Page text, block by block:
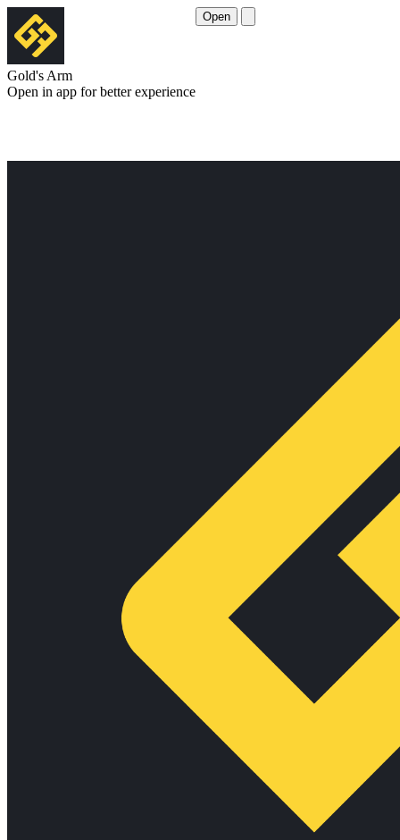
Gold's Arm
Open in app for better experience
Open